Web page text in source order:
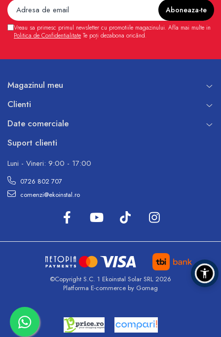
Vreau sa primesc primul newsletter cu promotiile magazinului. Afla mai multe in
Politica de Confidentialitate Te poți dezabona oricând.
Magazinul meu
Clienti
Date comerciale
Suport clienti
Luni - Vineri: 9:00 - 17:00
0726 802 707
comenzi@ekoinstal.ro
©Copyright S.C. 1 Ekoinstal Solar SRL 2026
Platforma E-commerce by Gomag